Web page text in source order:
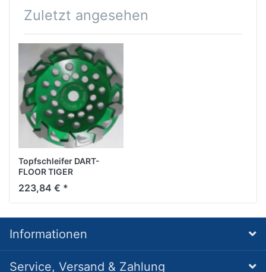
Zuletzt angesehen
Topfschleifer DART-
FLOOR TIGER
D175/22,2mm
223,84 € *
Informationen
Service, Versand & Zahlung